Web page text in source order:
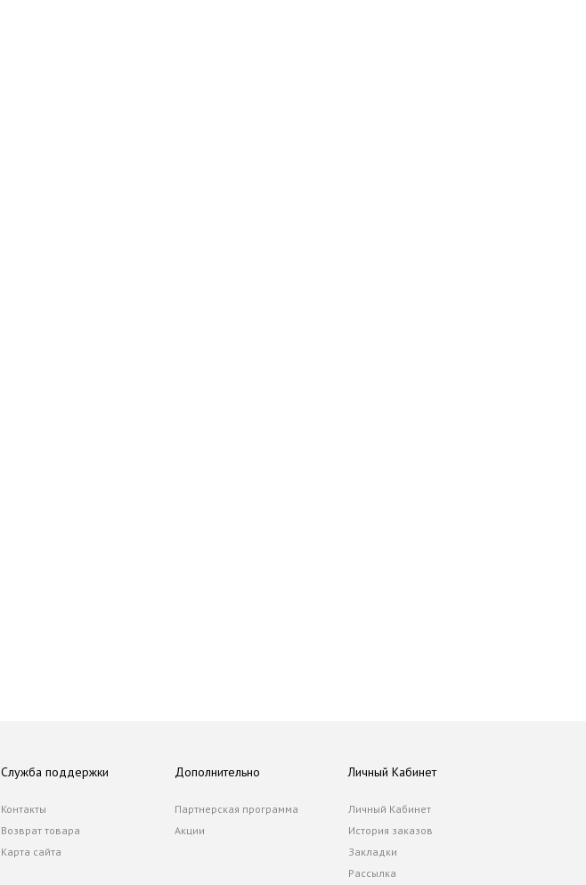
Служба поддержки
Контакты
Возврат товара
Карта сайта
Дополнительно
Партнерская программа
Акции
Личный Кабинет
Личный Кабинет
История заказов
Закладки
Рассылка